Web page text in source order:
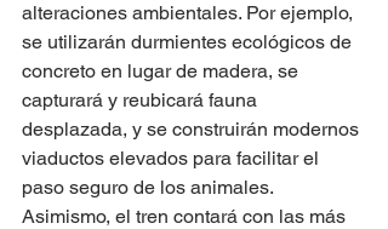
alteraciones ambientales. Por ejemplo,
se utilizarán durmientes ecológicos de
concreto en lugar de madera, se
capturará y reubicará fauna
desplazada, y se construirán modernos
viaductos elevados para facilitar el
paso seguro de los animales.
Asimismo, el tren contará con las más